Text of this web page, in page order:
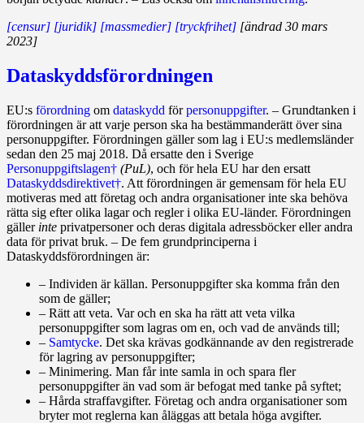
[censur] [juridik] [massmedier] [tryckfrihet] [ändrad 30 mars
2023]
Dataskyddsförordningen
EU:s förordning om dataskydd förpersonuppgifter. – Grundtanken i
förord­ningen är att varje person ska ha bestämmanderätt över sina
personuppgifter. Förordningen gäller som lag i EU:s medlemsländer
sedan den 25 maj 2018. Då ersatte den i Sverige
Personuppgiftslagen† (PuL), och för hela EU har den ersatt
Dataskyddsdirektivet†. Att förordningen är gemensam för hela EU
motiveras med att företag och andra organisationer inte ska behöva
rätta sig efter olika lagar och regler i olika EU‑länder. Förordningen
gäller inte privatpersoner och deras digitala adressböcker eller andra
data för privat bruk. – De fem grundprinciperna i
Dataskyddsförordningen är:
– Individen är källan. Personuppgifter ska komma från den
som de gäller;
– Rätt att veta. Var och en ska ha rätt att veta vilka
personuppgifter som lagras om en, och vad de används till;
– Samtycke. Det ska krävas godkännande av den registrerade
för lagring av personuppgifter;
– Minimering. Man får inte samla in och spara fler
personuppgifter än vad som är befogat med tanke på syftet;
– Hårda straffavgifter. Företag och andra organisationer som
bryter mot reglerna kan åläggas att betala höga avgifter.